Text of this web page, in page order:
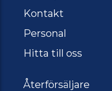
Kontakt
Personal
Hitta till oss
Återförsäljare